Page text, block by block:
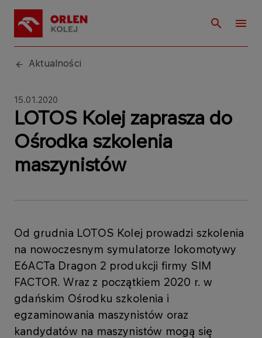
Aktualności
15.01.2020
LOTOS Kolej zaprasza do
Ośrodka szkolenia
maszynistów
Od grudnia LOTOS Kolej prowadzi szkolenia
na nowoczesnym symulatorze lokomotywy
E6ACTa Dragon 2 produkcji firmy SIM
FACTOR. Wraz z początkiem 2020 r. w
gdańskim Ośrodku szkolenia i
egzaminowania maszynistów oraz
kandydatów na maszynistów mogą się